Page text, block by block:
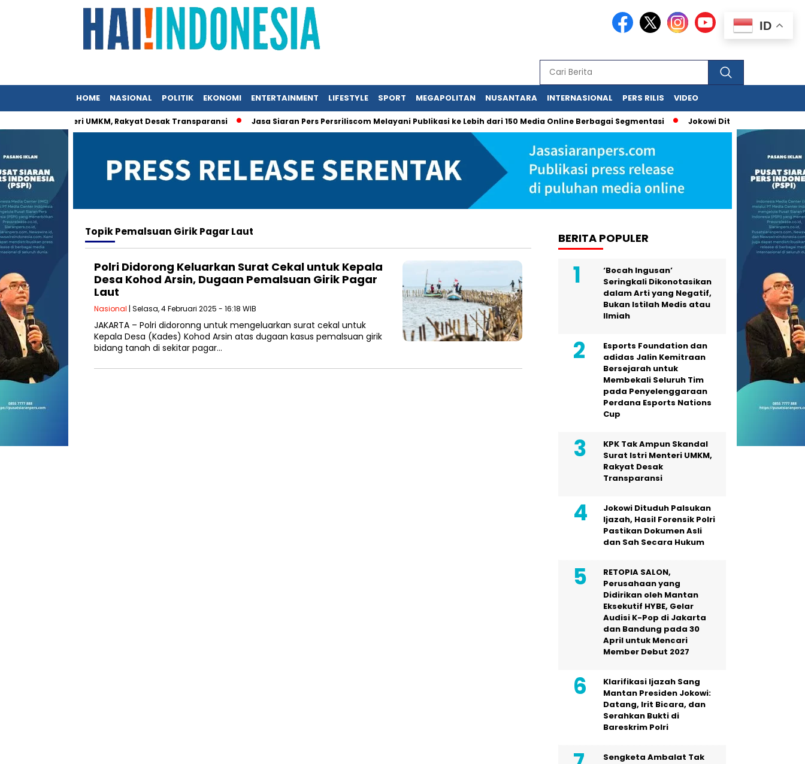
HOME NASIONAL POLITIK EKONOMI ENTERTAINMENT LIFESTYLE SPORT MEGAPOLITAN NUSANTARA INTERNASIONAL PERS RILIS VIDEO
Istri Menteri UMKM, Rakyat Desak Transparansi Jasa Siaran Pers Persriliscom Melayani Publikasi ke Lebih dari 150 Media Online Berbagai Segmentasi Jokowi Dituduh Palsukan
TopikPemalsuan Girik Pagar Laut
Polri Didorong Keluarkan Surat Cekal untuk Kepala
Desa Kohod Arsin, Dugaan Pemalsuan Girik Pagar
Laut
Nasional | Selasa, 4 Februari 2025 - 16:18 WIB
JAKARTA – Polri didoronng untuk mengeluarkan surat cekal untuk
Kepala Desa (Kades) Kohod Arsin atas dugaan kasus pemalsuan girik
bidang tanah di sekitar pagar…
BERITA POPULER
‘Bocah Ingusan’
Seringkali Dikonotasikan
dalam Arti yang Negatif,
Bukan Istilah Medis atau
Ilmiah
Esports Foundation dan
adidas Jalin Kemitraan
Bersejarah untuk
Membekali Seluruh Tim
pada Penyelenggaraan
Perdana Esports Nations
Cup
KPK Tak Ampun Skandal
Surat Istri Menteri UMKM,
Rakyat Desak
Transparansi
Jokowi Dituduh Palsukan
Ijazah, Hasil Forensik Polri
Pastikan Dokumen Asli
dan Sah Secara Hukum
RETOPIA SALON,
Perusahaan yang
Didirikan oleh Mantan
Eksekutif HYBE, Gelar
Audisi K-Pop di Jakarta
dan Bandung pada 30
April untuk Mencari
Member Debut 2027
Klarifikasi Ijazah Sang
Mantan Presiden Jokowi:
Datang, Irit Bicara, dan
Serahkan Bukti di
Bareskrim Polri
Sengketa Ambalat Tak
ID